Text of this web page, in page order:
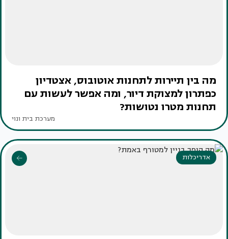
מה בין תיירות לתחנות אוטובוס, אצטדיון
כפתרון למצוקת דיור, ומה אפשר לעשות עם
תחנות מטרו נטושות?
מערכת בית ונוי
אדריכלות